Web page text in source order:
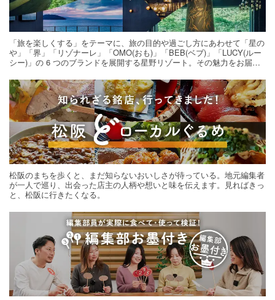
「旅を楽しくする」をテーマに、旅の目的や過ごし方にあわせて「星の
や」「界」「リゾナーレ」「OMO(おも)」「BEB(ベブ)」「LUCY(ルー
シー)」の 6 つのブランドを展開する星野リゾート。その魅力をお届け
松阪のまちを歩くと、まだ知らないおいしさが待っている。地元編集者
が一人で巡り、出会った店主の人柄や想いと味を伝えます。見ればきっ
と、松阪に行きたくなる。